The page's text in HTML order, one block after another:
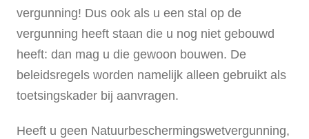
vergunning! Dus ook als u een stal op de
vergunning heeft staan die u nog niet gebouwd
heeft: dan mag u die gewoon bouwen. De
beleidsregels worden namelijk alleen gebruikt als
toetsingskader bij aanvragen.
Heeft u geen Natuurbeschermingswetvergunning,